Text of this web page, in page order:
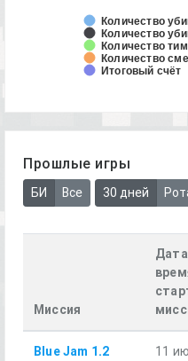
Количество
Количество
Количество
Количество
Итоговый счёт
Прошлые игры
БИ Все 30 дней
Миссия
Blue Jam 1.2
11